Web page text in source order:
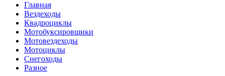
Главная
Вездеходы
Квадроциклы
Мотобуксировщики
Мотовездеходы
Мотоциклы
Снегоходы
Разное